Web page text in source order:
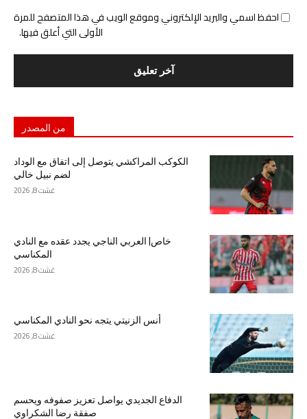
احفظ اسمي والبريد الإلكتروني وموقع الويب في هذا المتصفح للمرة
الأولى التي أعلق فيها.
من المصدر
الكوكب المراكشي يتوصل إلى اتفاق مع الوداد
لضم نبيل خالي
غشت 8, 2026
خاص| العربي الناجي يجدد عقده مع النادي
المكناسي
غشت 8, 2026
أنس الزنيتي يتجه نحو النادي المكناسي
غشت 8, 2026
الدفاع الجديدي يواصل تعزيز صفوفه ويحسم
صفقة رضا الشكراوي